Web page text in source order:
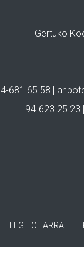
Gertuko
681 65 58 |
94-623 25 23 |
LEGE OHARRA